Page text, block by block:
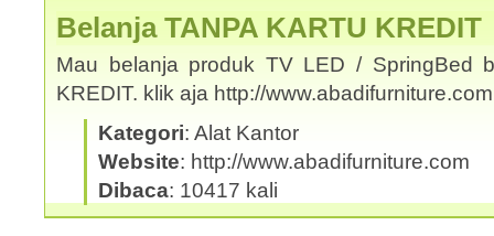
Belanja TANPA KARTU KREDIT
Mau belanja produk TV LED / SpringBed
KREDIT. klik aja http://
Kategori: Alat Kantor
Website: http://www.abadifurniture.com
Dibaca: 10417 kali